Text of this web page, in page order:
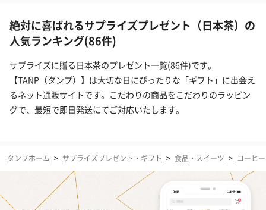
絶対に喜ばれるサプライズプレゼント（日本茶）の
人気ランキング(86件)
サプライズに贈る日本茶のプレゼント一覧(86件)です。
【TANP（タンプ）】は大切な日にぴったりな「ギフト」に出会え
るネット通販サイトです。こだわりの商品をこだわりのラッピン
グで、最短で即日発送にてご対応いたします。
タンプホーム > サプライズプレゼント・ギフト > 食品・スイーツ > コーヒ